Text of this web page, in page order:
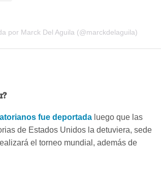
por Marck Del Aguila (@marckdelaguila)
fue deportada luego que las
de Estados Unidos la detuviera, sede
el torneo mundial, además de